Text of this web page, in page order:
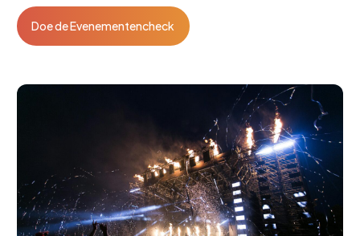
Doe de Evenementencheck